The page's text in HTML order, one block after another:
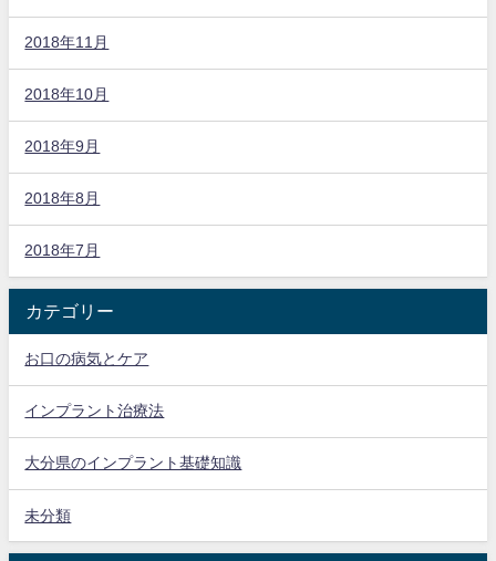
2018年11月
2018年10月
2018年9月
2018年8月
2018年7月
カテゴリー
お口の病気とケア
インプラント治療法
大分県のインプラント基礎知識
未分類